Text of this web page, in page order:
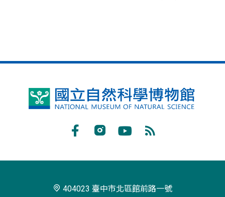
國
閱
404023 臺中市北區館前路一號